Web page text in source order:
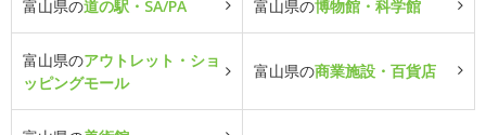
富山県の道の駅・SA/PA 富山県の博物館・科学館
富山県のアウトレット・ショ
ッピングモール
富山県の商業施設・百貨店